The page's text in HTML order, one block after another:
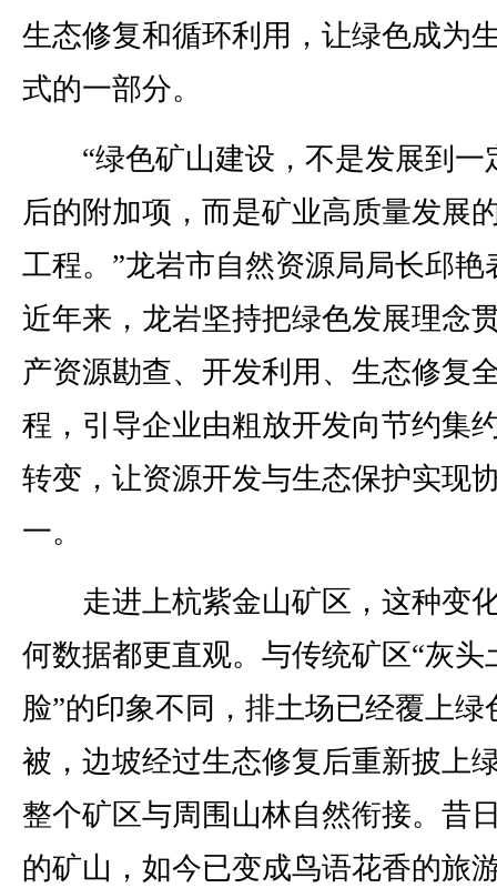
生态修复和循环利用，让绿色成为
式的一部分。
“绿色矿山建设，不是发展到一
后的附加项，而是矿业高质量发展
工程。”龙岩市自然资源局局长邱艳
近年来，龙岩坚持把绿色发展理念
产资源勘查、开发利用、生态修复
程，引导企业由粗放开发向节约集
转变，让资源开发与生态保护实现
一。
走进上杭紫金山矿区，这种变
何数据都更直观。与传统矿区“灰头
脸”的印象不同，排土场已经覆上绿
被，边坡经过生态修复后重新披上
整个矿区与周围山林自然衔接。昔
的矿山，如今已变成鸟语花香的旅